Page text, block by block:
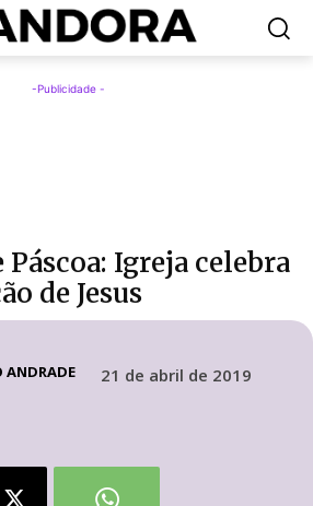
-Publicidade -
Igreja celebra
de Jesus
ANDRADE 21 de abril de 2019